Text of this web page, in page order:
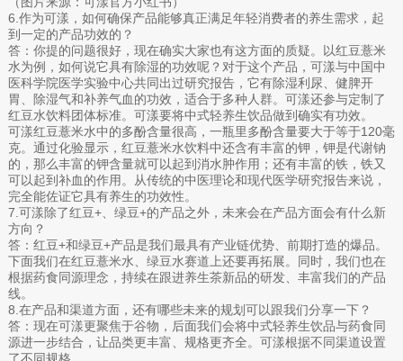
6.作为可漾，如何确保产品能够真正满足年轻消费者的养生需求，起
到一定的产品功效的？
答：你提的问题很好，现在确实大家也有这方面的质疑。以红豆薏米
水为例，如何说它具有除湿的功效呢？对于这个产品，可漾与中国中
医科学院医学实验中心共同出过研究报告，它有除湿利尿、健脾开
胃、除湿气和补养气血的功效，适合于多种人群。可漾还参与定制了
红豆水饮料团体标准。可漾要将中式轻养生饮品做到确实有功效。
可漾红豆薏米水中的多酚含量很高，一瓶里多酚含量要大于等于120毫
克。通过化验显示，红豆薏米水饮料中还含有丰富的钾，钾是代谢钠
的，那么丰富的钾含量就可以起到消水肿作用；还有丰富的铁，铁又
可以起到补血的作用。从传统的中医理论和现代医学研究报告来说，
完全能佐证它具有养生的功效性。
7.可漾除了红豆+、绿豆+的产品之外，未来会在产品方面会有什么新
方向？
答：红豆+和绿豆+产品是我们最具有产业链优势、前期打造的爆品。
下面我们在红豆薏米水、绿豆水赛道上还要再拓展。同时，我们也在
根据药食同源理念，持续在跟进养生茶新品的研发、丰富我们的产品
线。
8.在产品和渠道方面，还有哪些未来的规划可以跟我们分享一下？
答：现在可漾更聚焦于谷物，后面我们会将中式轻养生饮品与药食同
源进一步结合，让品类更丰富、规格更齐全。可漾根据不同渠道设置